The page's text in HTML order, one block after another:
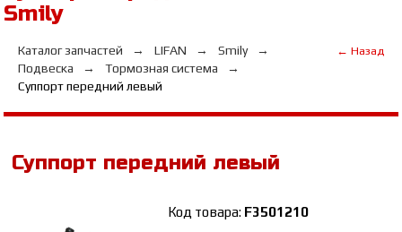
Smily
Каталог запчастей LIFAN
Smily
Подвеска
Тормозная система
Суппорт передний левый
← Назад
Суппорт передний левый
Код товара: F3501210